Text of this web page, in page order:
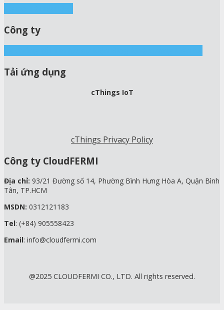
Công ty
Tải ứng dụng
cThings IoT
cThings Privacy Policy
Công ty CloudFERMI
Địa chỉ: 93/21 Đường số 14, Phường Bình Hưng Hòa A, Quận Bình
Tân, TP.HCM
MSDN: 0312121183
Tel: (+84) 905558423
Email: info@cloudfermi.com
@2025 CLOUDFERMI CO., LTD. All rights reserved.